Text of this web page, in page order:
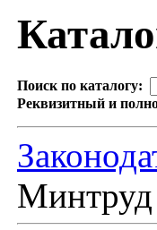
Поиск по каталогу:
Реквизитный и
Минтруд